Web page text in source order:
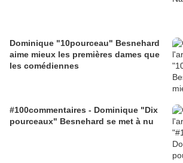
Dominique "10pourceau" Besnehard
aime mieux les premières dames que
les comédiennes
#100commentaires - Dominique "Dix
pourceaux" Besnehard se met à nu